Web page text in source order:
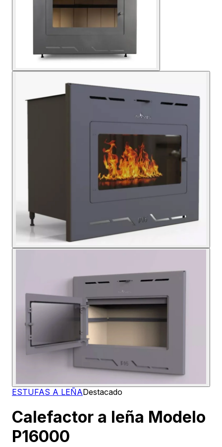
ESTUFAS A LEÑADestacado
Calefactor a leña Modelo
P16000